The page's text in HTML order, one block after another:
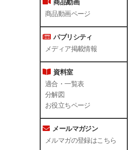
商品動画
商品動画ページ
パブリシティ
メディア掲載情報
資料室
適合・一覧表
分解図
お役立ちページ
メールマガジン
メルマガの登録はこちら